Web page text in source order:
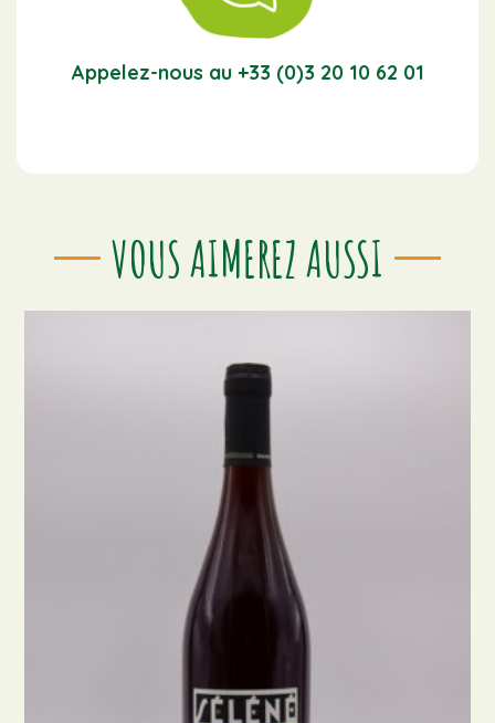
Appelez-nous au +33 (0)3 20 10 62 01
VOUS AIMEREZ AUSSI